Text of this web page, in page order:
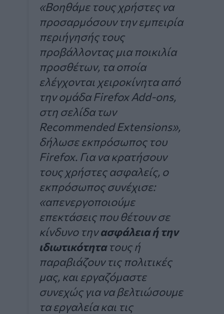
«Βοηθάμε τους χρήστες να
προσαρμόσουν την εμπειρία
περιήγησής τους
προβάλλοντας μια ποικιλία
προσθέτων, τα οποία
ελέγχονται χειροκίνητα από
την ομάδα Firefox Add-ons,
στη σελίδα των
Recommended Extensions»,
δήλωσε εκπρόσωπος του
Firefox. Για να κρατήσουν
τους χρήστες ασφαλείς, ο
εκπρόσωπος συνέχισε:
«απενεργοποιούμε
επεκτάσεις που θέτουν σε
κίνδυνο τηνασφάλεια ή την
ιδιωτικότητατους ή
παραβιάζουν τις πολιτικές
μας, και εργαζόμαστε
συνεχώς για να βελτιώσουμε
τα εργαλεία και τις